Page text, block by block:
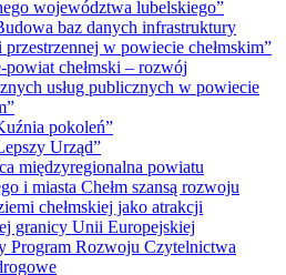
województwa lubelskiego”
baz danych infrastruktury
w powiecie chełmskim”
powiat chełmski – rozwój
usług publicznych w powiecie
pokoleń”
Urząd”
międzyregionalna powiatu
i miasta Chełm szansą rozwoju
chełmskiej jako atrakcji
granicy Unii Europejskiej
Program Rozwoju Czytelnictwa